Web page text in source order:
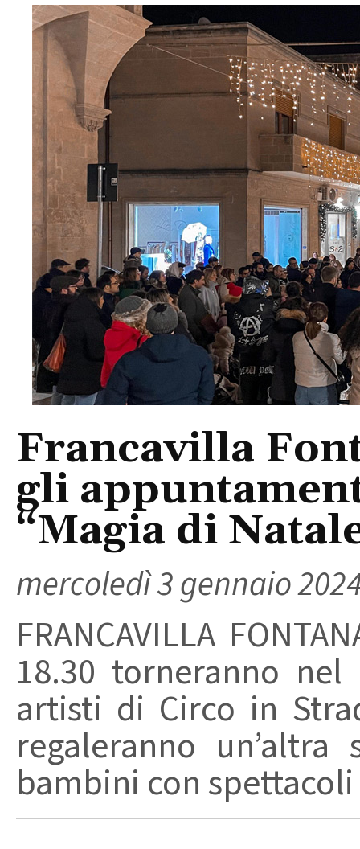
Francavilla
gli
“Magia di
mercoledì 3 gennaio
FRANCAVILLA
18.30 torneranno
artisti di Circo in
regaleranno
bambini con